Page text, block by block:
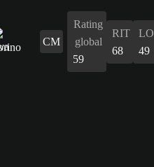
CM
Rating
global
59
RIT
68
49